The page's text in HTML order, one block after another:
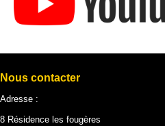
Nous contacter
Adresse :
8 Résidence les fougères